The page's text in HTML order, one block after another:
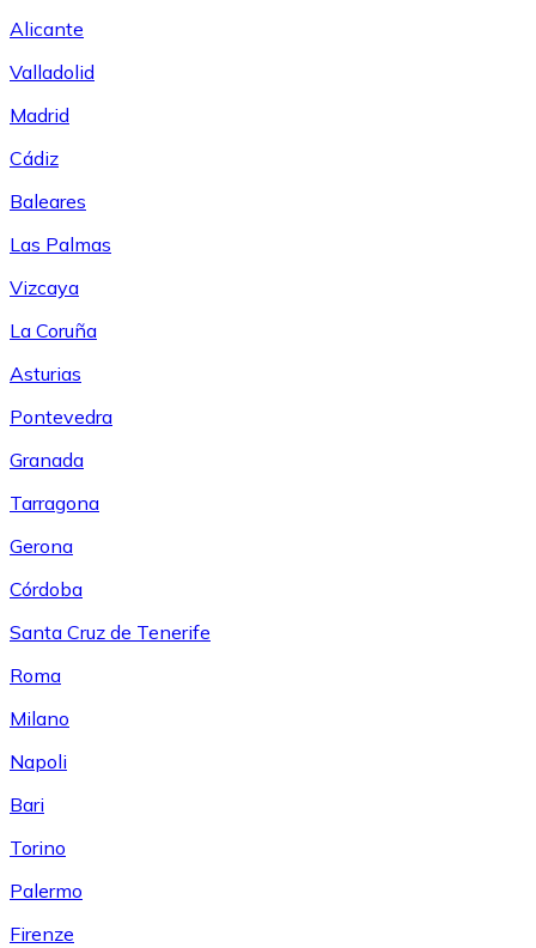
Alicante
Valladolid
Madrid
Cádiz
Baleares
Las Palmas
Vizcaya
La Coruña
Asturias
Pontevedra
Granada
Tarragona
Gerona
Córdoba
Santa Cruz de Tenerife
Roma
Milano
Napoli
Bari
Torino
Palermo
Firenze